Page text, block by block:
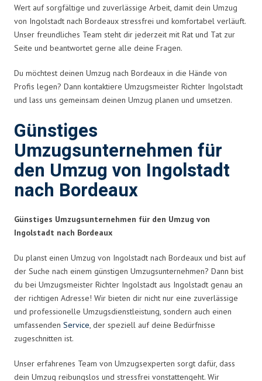
Wert auf sorgfältige und zuverlässige Arbeit, damit dein Umzug
von Ingolstadt nach Bordeaux stressfrei und komfortabel verläuft.
Unser freundliches Team steht dir jederzeit mit Rat und Tat zur
Seite und beantwortet gerne alle deine Fragen.
Du möchtest deinen Umzug nach Bordeaux in die Hände von
Profis legen? Dann kontaktiere Umzugsmeister Richter Ingolstadt
und lass uns gemeinsam deinen Umzug planen und umsetzen.
Günstiges
Umzugsunternehmen für
den Umzug von Ingolstadt
nach Bordeaux
Günstiges Umzugsunternehmen für den Umzug von
Ingolstadt nach Bordeaux
Du planst einen Umzug von Ingolstadt nach Bordeaux und bist auf
der Suche nach einem günstigen Umzugsunternehmen? Dann bist
du bei Umzugsmeister Richter Ingolstadt aus Ingolstadt genau an
der richtigen Adresse! Wir bieten dir nicht nur eine zuverlässige
und professionelle Umzugsdienstleistung, sondern auch einen
umfassenden Service, der speziell auf deine Bedürfnisse
zugeschnitten ist.
Unser erfahrenes Team von Umzugsexperten sorgt dafür, dass
dein Umzug reibungslos und stressfrei vonstattengeht. Wir